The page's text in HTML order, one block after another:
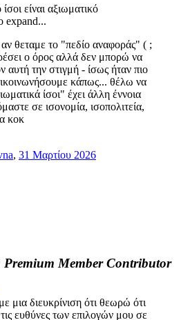
ίσοι είναι αξιωματικό
expand...
θεταμε το "πεδίο αναφοράς" ( ;
ο όρος αλλά δεν μπορώ να
αυτή την στιγμή - ίσως ήταν πιο
κάπως... θέλω να
ίσοι" έχει άλλη έννοια
σε ισονομία, ισοπολιτεία,
κοκ
, 31 Μαρτίου 2026
Premium Member Contributor
μια διευκρίνιση ότι θεωρώ ότι
ευθύνες των επιλογών μου σε